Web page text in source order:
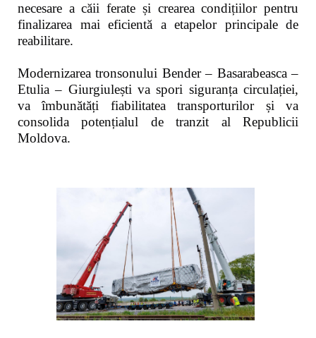
necesare a căii ferate și crearea condițiilor pentru
finalizarea mai eficientă a etapelor principale de
reabilitare.
Modernizarea tronsonului Bender – Basarabeasca –
Etulia – Giurgiulești va spori siguranța circulației,
va îmbunătăți fiabilitatea transporturilor și va
consolida potențialul de tranzit al Republicii
Moldova.